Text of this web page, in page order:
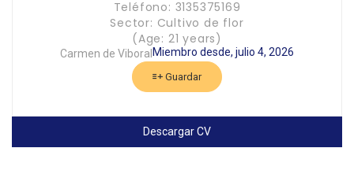
Teléfono: 3135375169
Sector: Cultivo de flor
(Age: 21 years)
Carmen de Viboral Miembro desde, julio 4, 2026
Guardar
Descargar CV